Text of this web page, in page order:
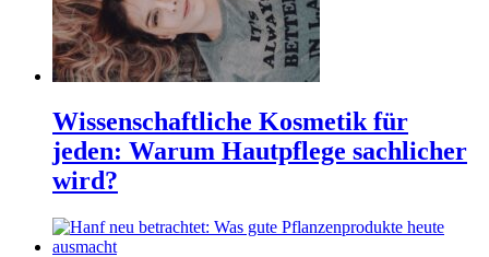
Wissenschaftliche Kosmetik für
jeden: Warum Hautpflege sachlicher
wird?